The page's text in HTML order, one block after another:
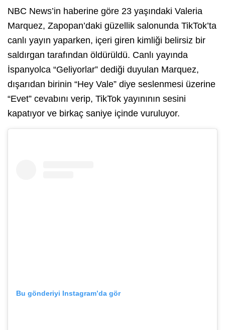
NBC News’in haberine göre 23 yaşındaki Valeria
Marquez, Zapopan’daki güzellik salonunda TikTok’ta
canlı yayın yaparken, içeri giren kimliği belirsiz bir
saldırgan tarafından öldürüldü. Canlı yayında
İspanyolca “Geliyorlar” dediği duyulan Marquez,
dışarıdan birinin “Hey Vale” diye seslenmesi üzerine
“Evet” cevabını verip, TikTok yayınının sesini
kapatıyor ve birkaç saniye içinde vuruluyor.
Bu gönderiyi Instagram’da gör